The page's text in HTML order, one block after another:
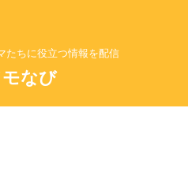
たちに役立つ情報を配信
なび